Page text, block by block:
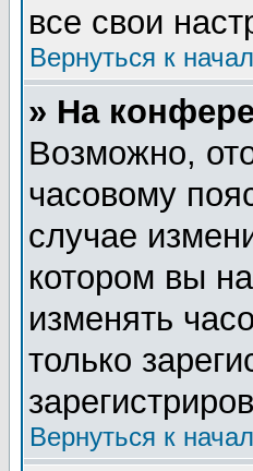
все свои
Вернуться к
» На
Возможно,
часовому
случае
котором вы
изменять
только
Вернуться к